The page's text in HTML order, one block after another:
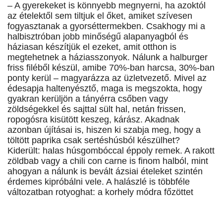
– A gyerekeket is könnyebb megnyerni, ha azoktól
az ételektől sem tiltjuk el őket, amiket szívesen
fogyasztanak a gyorséttermekben. Csakhogy mi a
halbisztróban jobb minőségű alapanyagból és
háziasan készítjük el ezeket, amit otthon is
megtehetnek a háziasszonyok. Nálunk a halburger
friss filéből készül, amibe 70%-ban harcsa, 30%-ban
ponty kerül – magyarázza az üzletvezető. Mivel az
édesapja haltenyésztő, maga is megszokta, hogy
gyakran kerüljön a tányérra csőben vagy
zöldségekkel és sajttal sült hal, netán frissen,
ropogósra kisütött keszeg, kárász. Akadnak
azonban újításai is, hiszen ki szabja meg, hogy a
töltött paprika csak sertéshúsból készülhet?
Kiderült: halas húsgombóccal éppoly remek. A rakott
zöldbab vagy a chili con carne is finom halból, mint
ahogyan a nálunk is bevált ázsiai ételeket szintén
érdemes kipróbálni vele. A halászlé is többféle
változatban rotyoghat: a korhely módra főzöttet